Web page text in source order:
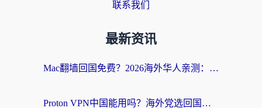
联系我们
最新资讯
Mac翻墙回国免费？2026海外华人亲测：从CCTV5直播到国内APP，这样选加速器才靠谱
Proton VPN中国能用吗？海外党选回国加速器的避坑指南（附番茄加速器实测）